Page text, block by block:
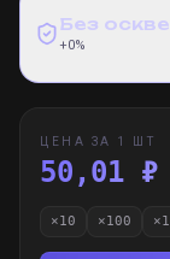
Без
+0%
ЦЕНА ЗА 1 ШТ
50,01 ₽
×10 ×100 ×